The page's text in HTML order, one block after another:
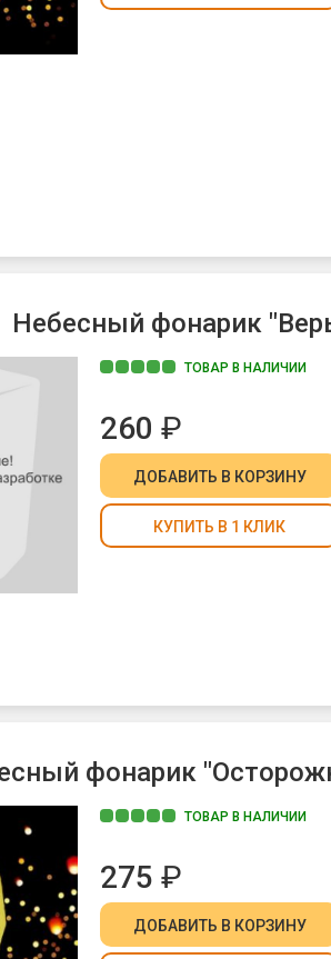
Небесный фонарик
ТОВАР В НАЛИЧИИ
260 ₽
ДОБАВИТЬ В КОРЗИНУ
КУПИТЬ В 1 КЛИК
фонарик
ТОВАР В НАЛИЧИИ
275 ₽
ДОБАВИТЬ В КОРЗИНУ